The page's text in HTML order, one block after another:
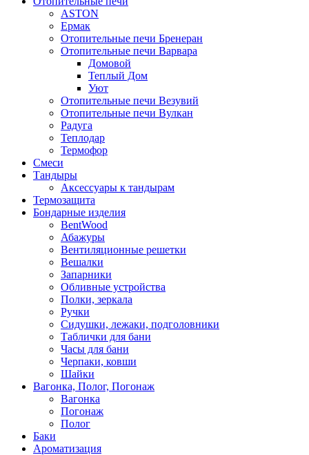
ASTON
Ермак
Отопительные печи Бренеран
Отопительные печи Варвара
Домовой
Теплый Дом
Уют
Отопительные печи Везувий
Отопительные печи Вулкан
Радуга
Теплодар
Термофор
Смеси
Тандыры
Аксессуары к тандырам
Термозащита
Бондарные изделия
BentWood
Абажуры
Вентиляционные решетки
Вешалки
Запарники
Обливные устройства
Полки, зеркала
Ручки
Сидушки, лежаки, подголовники
Таблички для бани
Часы для бани
Черпаки, ковши
Шайки
Вагонка, Полог, Погонаж
Вагонка
Погонаж
Полог
Баки
Ароматизация